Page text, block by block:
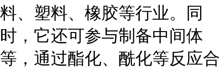
料、塑料、橡胶等行业。同
时，它还可参与制备中间体
等，通过酯化、酰化等反应合